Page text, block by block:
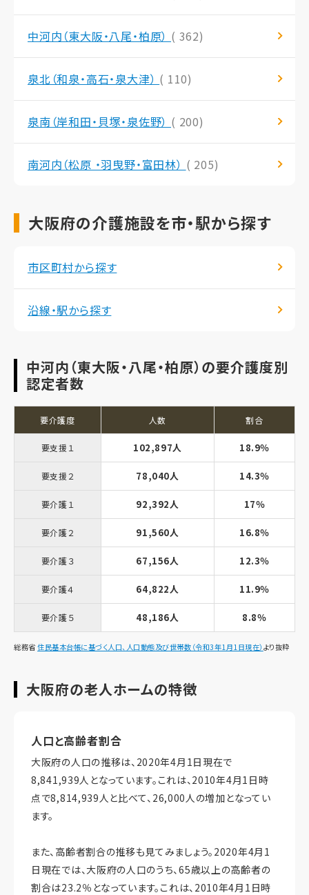
中河内（東大阪・八尾・柏原） ( 362)
泉北（和泉・高石・泉大津） ( 110)
泉南（岸和田・貝塚・泉佐野） ( 200)
南河内（松原 ・羽曳野・富田林） ( 205)
大阪府の介護施設を市・駅から探す
市区町村から探す
沿線・駅から探す
中河内（東大阪・八尾・柏原）の要介護度別
認定者数
要介護度 人数 割合
要支援１ 102,897人 18.9％
要支援２ 78,040人 14.3％
要介護１ 92,392人 17％
要介護２ 91,560人 16.8％
要介護３ 67,156人 12.3％
要介護４ 64,822人 11.9％
要介護５ 48,186人 8.8％
総務省住民基本台帳に基づく人口、人口動態及び世帯数（令和3年1月1日現在） より抜粋
大阪府の老人ホームの特徴
人口と高齢者割合
大阪府の人口の推移は、2020年4月1日現在で
8,841,939人となっています。これは、2010年4月1日時
点で8,814,939人と比べて、26,000人の増加となってい
ます。
また、高齢者割合の推移も見てみましょう。2020年4月1
日現在では、大阪府の人口のうち、65歳以上の高齢者の
割合は23.2％となっています。これは、2010年4月1日時